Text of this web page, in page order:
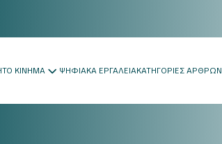
ΤΟ ΚΙΝΗΜΑ ΨΗΦΙΑΚΑ ΕΡΓΑΛΕΙΑΚΑΤΗΓΟΡΙΕΣ ΑΡΘΡΩΝ